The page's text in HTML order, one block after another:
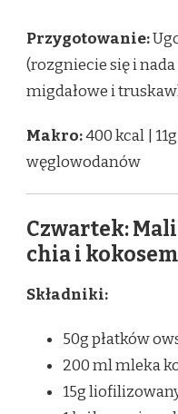
Przygotowanie:
(rozgniecie się i
migdałowe i
Makro:400 kcal |
węglowodanów
Czwartek:
chia i kokosem
Składniki:
50g płatków
200 ml mleka
15g